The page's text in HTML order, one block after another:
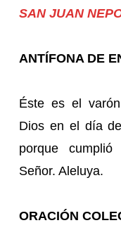
SAN JUAN
ANTÍFONA DE
Éste es el
Dios en el día
porque
Señor. Aleluya.
ORACIÓN